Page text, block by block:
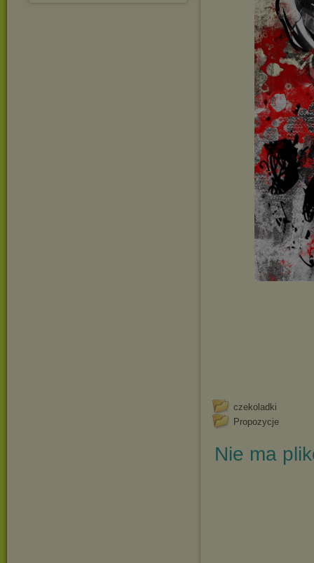
czekoladki
Propozycje
Nie ma